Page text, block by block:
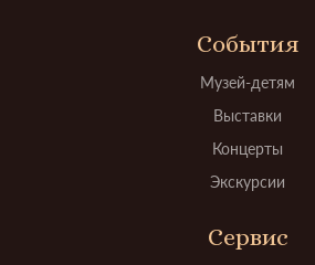
События
Музей-детям
Выставки
Концерты
Экскурсии
Сервис